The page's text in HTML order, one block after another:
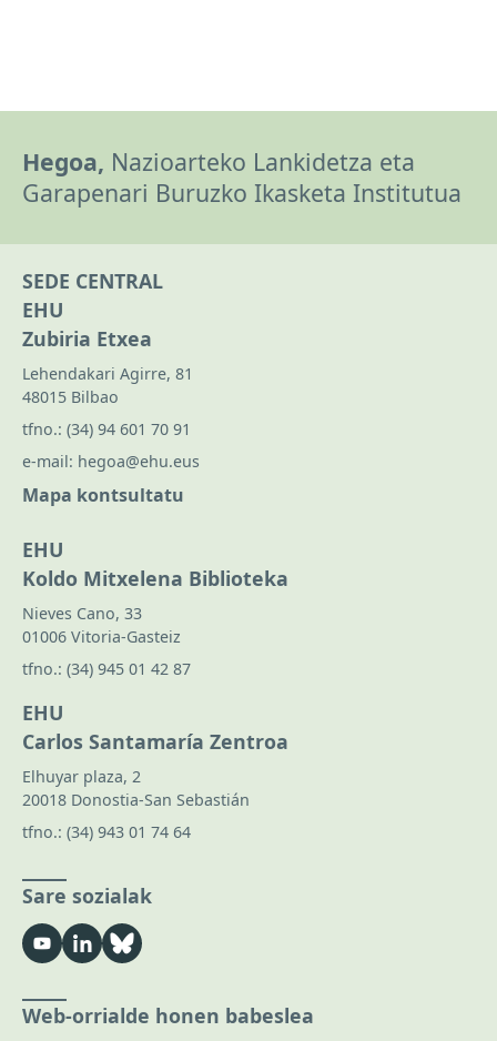
Hegoa, Nazioarteko Lankidetza eta
Garapenari Buruzko Ikasketa Institutua
SEDE CENTRAL
EHU
Zubiria Etxea
Lehendakari Agirre, 81
48015 Bilbao
tfno.: (34) 94 601 70 91
e-mail: hegoa@ehu.eus
Mapa kontsultatu
EHU
Koldo Mitxelena Biblioteka
Nieves Cano, 33
01006 Vitoria-Gasteiz
tfno.: (34) 945 01 42 87
EHU
Carlos Santamaría Zentroa
Elhuyar plaza, 2
20018 Donostia-San Sebastián
tfno.: (34) 943 01 74 64
Sare sozialak
Web-orrialde honen babeslea